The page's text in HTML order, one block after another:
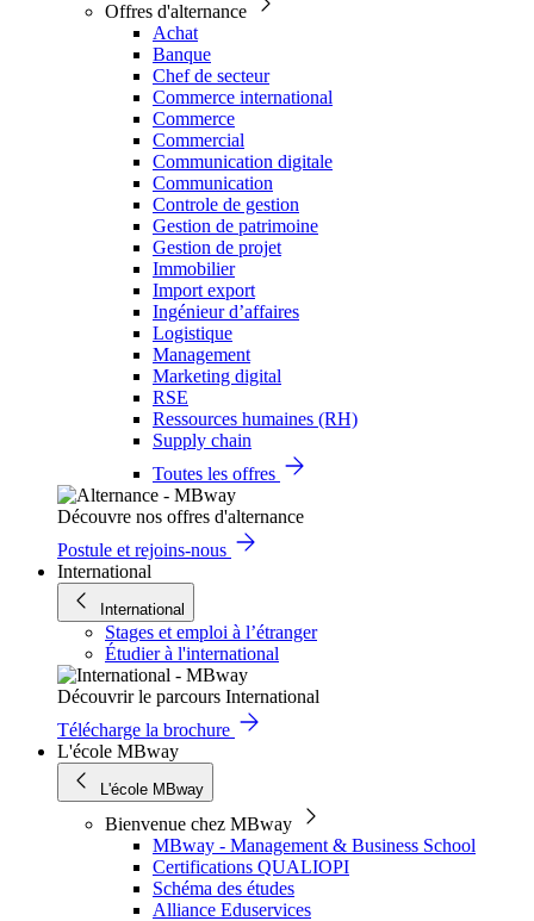
Offres d'alternance
Achat
Banque
Chef de secteur
Commerce international
Commerce
Commercial
Communication digitale
Communication
Controle de gestion
Gestion de patrimoine
Gestion de projet
Immobilier
Import export
Ingénieur d’affaires
Logistique
Management
Marketing digital
RSE
Ressources humaines (RH)
Supply chain
Toutes les offres
Découvre nos offres d'alternance
Postule et rejoins-nous
International
International
Stages et emploi à l’étranger
Étudier à l'international
Découvrir le parcours International
Télécharge la brochure
L'école MBway
L'école MBway
Bienvenue chez MBway
MBway - Management & Business School
Certifications QUALIOPI
Schéma des études
Alliance Eduservices